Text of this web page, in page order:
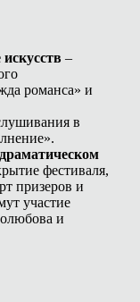
–
романса» и
в
фестиваля,
призеров и
участие
и